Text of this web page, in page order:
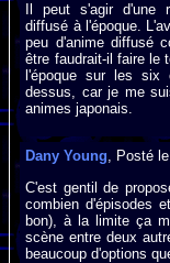
Il peut s'agir d'une
diffusé à l'époque.
peu d'anime diffusé
être faudrait-il faire le
l'époque sur les six
dessus, car je me
animes japonais.
Dany Young, Posté
C'est gentil de
combien d'épisodes
bon), à la limite ça
scène entre deux
beaucoup d'options